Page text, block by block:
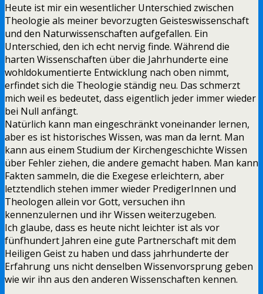
Heute ist mir ein wesentlicher Unterschied zwischen
Theologie als meiner bevorzugten Geisteswissenschaft
und den Naturwissenschaften aufgefallen. Ein
Unterschied, den ich echt nervig finde. Während die
harten Wissenschaften über die Jahrhunderte eine
wohldokumentierte Entwicklung nach oben nimmt,
erfindet sich die Theologie ständig neu. Das schmerzt
mich weil es bedeutet, dass eigentlich jeder immer wieder
bei Null anfängt.
Natürlich kann man eingeschränkt voneinander lernen,
aber es ist historisches Wissen, was man da lernt. Man
kann aus einem Studium der Kirchengeschichte Wissen
über Fehler ziehen, die andere gemacht haben. Man kann
Fakten sammeln, die die Exegese erleichtern, aber
letztendlich stehen immer wieder PredigerInnen und
Theologen allein vor Gott, versuchen ihn
kennenzulernen und ihr Wissen weiterzugeben.
Ich glaube, dass es heute nicht leichter ist als vor
fünfhundert Jahren eine gute Partnerschaft mit dem
Heiligen Geist zu haben und dass jahrhunderte der
Erfahrung uns nicht denselben Wissenvorsprung geben
wie wir ihn aus den anderen Wissenschaften kennen.